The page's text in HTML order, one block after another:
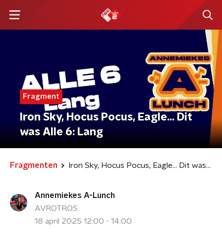
Fragment
Iron Sky, Hocus Pocus, Eagle... Dit
was Alle 6: Lang
Fragmenten Iron Sky, Hocus Pocus, Eagle... Dit was Alle 6: Lang
Annemiekes A-Lunch
AVROTROS
18 april 2025 12:00 - 14:00